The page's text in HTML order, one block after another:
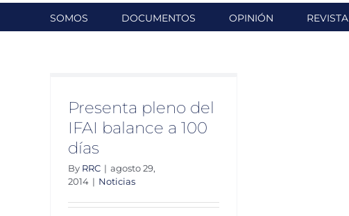
SOMOS DOCUMENTOS OPINIÓN REVISTA
Presenta pleno del
IFAI balance a 100
días
By RRC | agosto 29,
2014 | Noticias